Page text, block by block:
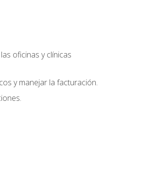
oficinas y clínicas
y manejar la facturación.